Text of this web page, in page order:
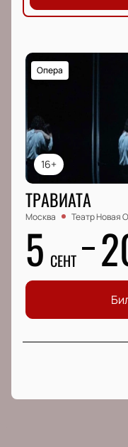
16+
Опера
ТРАВИАТА
Москва Театр Новая
5 СЕНТ